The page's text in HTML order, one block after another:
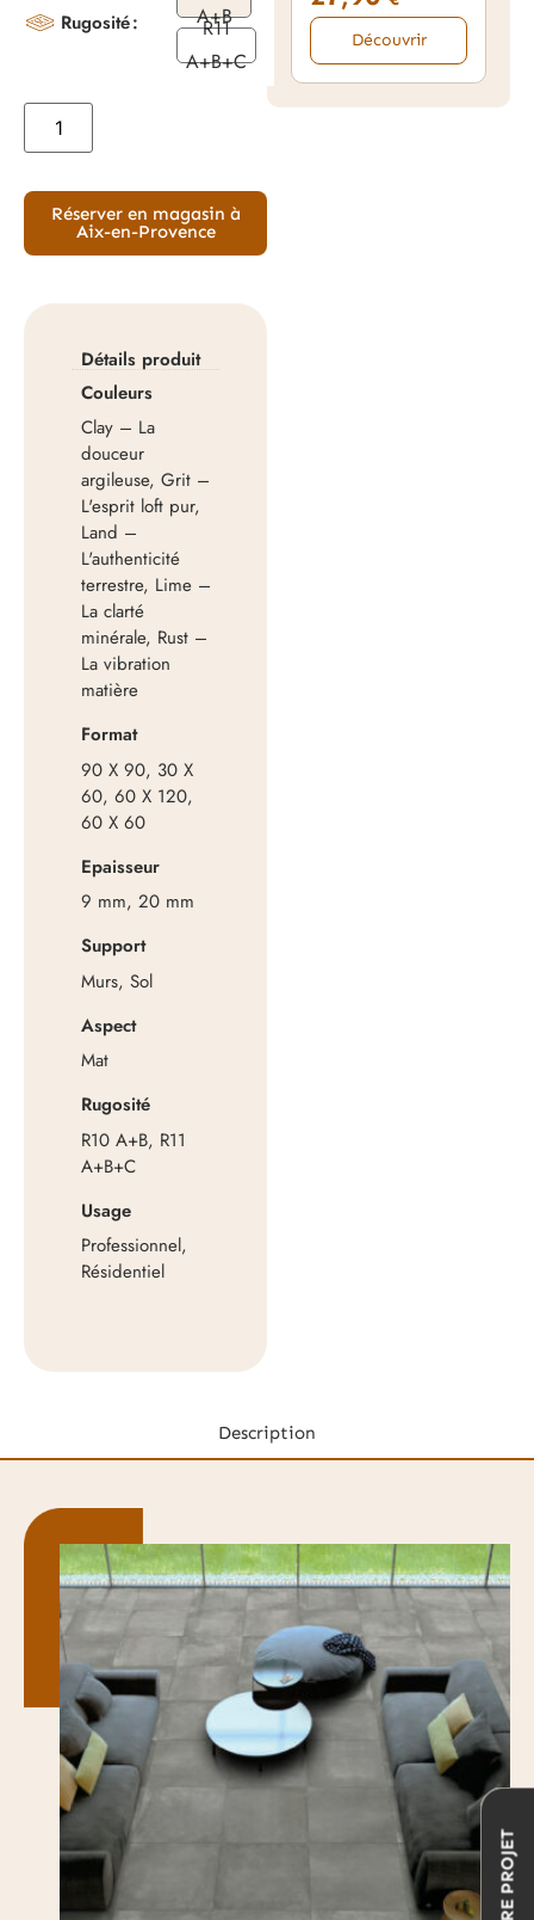
VOTRE PROJET
Découvrir
Rugosité
A+B
R11
A+B+C
Réserver en magasin à
Aix-en-Provence
Détails produit
Couleurs
Clay – La
douceur
argileuse, Grit –
L'esprit loft pur,
Land –
L'authenticité
terrestre, Lime –
La clarté
minérale, Rust –
La vibration
matière
Format
90 X 90, 30 X
60, 60 X 120,
60 X 60
Epaisseur
9 mm, 20 mm
Support
Murs, Sol
Aspect
Mat
Rugosité
R10 A+B, R11
A+B+C
Usage
Professionnel,
Résidentiel
Description